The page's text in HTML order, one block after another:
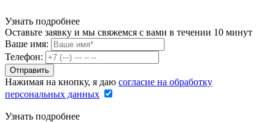
Узнать подробнее
Оставьте заявку и мы свяжемся с вами в течении 10 минут
Ваше имя:
Телефон:
Нажимая на кнопку, я даю согласие на обработку
персональных данных
Узнать подробнее